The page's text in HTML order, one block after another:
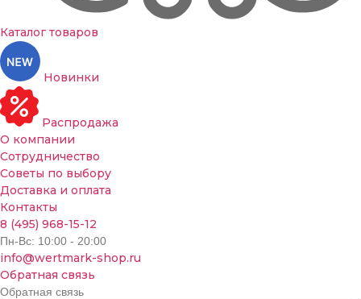
Каталог товаров
Новинки
Распродажа
О компании
Сотрудничество
Советы по выбору
Доставка и оплата
Контакты
8 (495) 968-15-12
Пн-Вс: 10:00 - 20:00
info@wertmark-shop.ru
Обратная связь
Обратная связь